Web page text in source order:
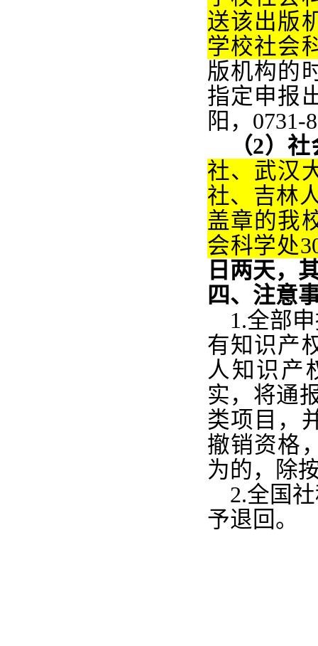
送该出版
学校社会
版机构的
指定申报
阳，0731-
（2）
社、武汉
社、吉林
盖章的我
会科学处
日两天，
四、 注意
1.全部
有知识产
人知识产
实，将通
类项目，
撤销资格
为的，除
2.全国
予退回。